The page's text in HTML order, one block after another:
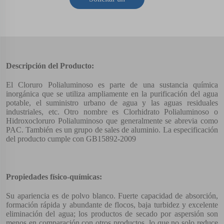
Descripción del Producto:
El Cloruro Polialuminoso es parte de una sustancia química
inorgánica que se utiliza ampliamente en la purificación del agua
potable, el suministro urbano de agua y las aguas residuales
industriales, etc. Otro nombre es Clorhidrato Polialuminoso o
Hidroxocloruro Polialuminoso que generalmente se abrevia como
PAC. También es un grupo de sales de aluminio. La especificación
del producto cumple con GB15892-2009
Propiedades físico-químicas:
Su apariencia es de polvo blanco. Fuerte capacidad de absorción,
formación rápida y abundante de flocos, baja turbidez y excelente
eliminación del agua; los productos de secado por aspersión son